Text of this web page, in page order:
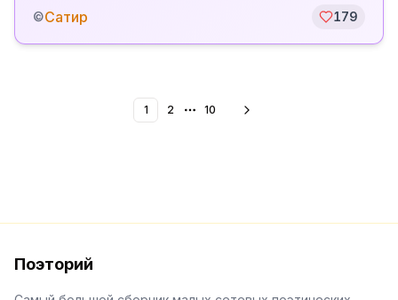
©Сатир 179
1 2 More pages
10
Поэторий